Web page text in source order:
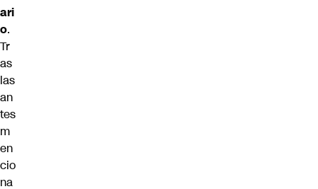
ari
o.
Tr
as
las
an
tes
m
en
cio
na